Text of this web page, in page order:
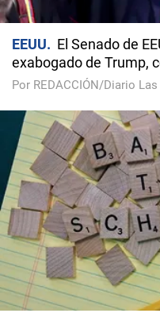
EEUU
El Senado de
exabogado de Trump,
Por REDACCIÓN/Diario